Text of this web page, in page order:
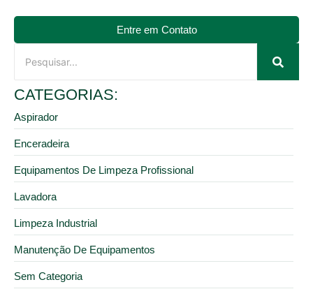
Entre em Contato
CATEGORIAS:
Aspirador
Enceradeira
Equipamentos De Limpeza Profissional
Lavadora
Limpeza Industrial
Manutenção De Equipamentos
Sem Categoria